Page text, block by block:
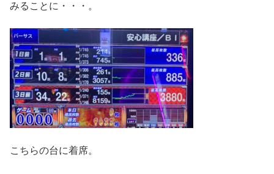
みることに・・・。
こちらの台に着席。